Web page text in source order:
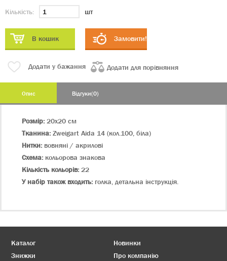
Кількість: шт
В кошик Замовити!
Додати у бажання Додати для порівняння
Опис Відгуки(0)
Розмір: 20х20 см
Тканина: Zweigart Aida 14 (кол.100, біла)
Нитки: вовняні / акрилові
Схема: кольорова знакова
Кількість кольорів: 22
У набір також входить: голка, детальна інструкція.
Каталог
Новинки
Знижки
Про компанію